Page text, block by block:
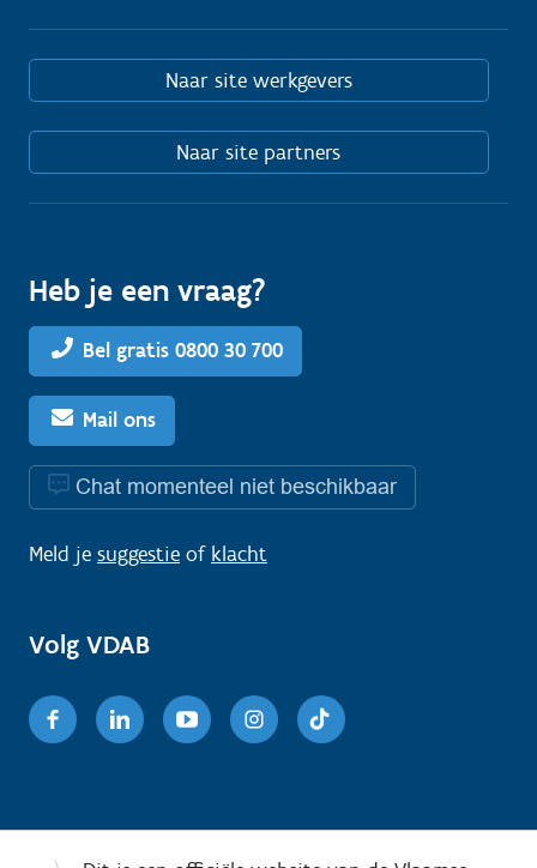
Naar site werkgevers
Naar site partners
Heb je een vraag?
Bel gratis 0800 30 700
Mail ons
Chat momenteel niet beschikbaar
Meld je suggestie of klacht
Volg VDAB
FacebookLinkedinYoutubeInstagram